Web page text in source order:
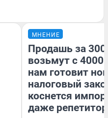
МНЕНИЕ
Продашь за
возьмут с
нам готовит
налоговый
коснется
даже